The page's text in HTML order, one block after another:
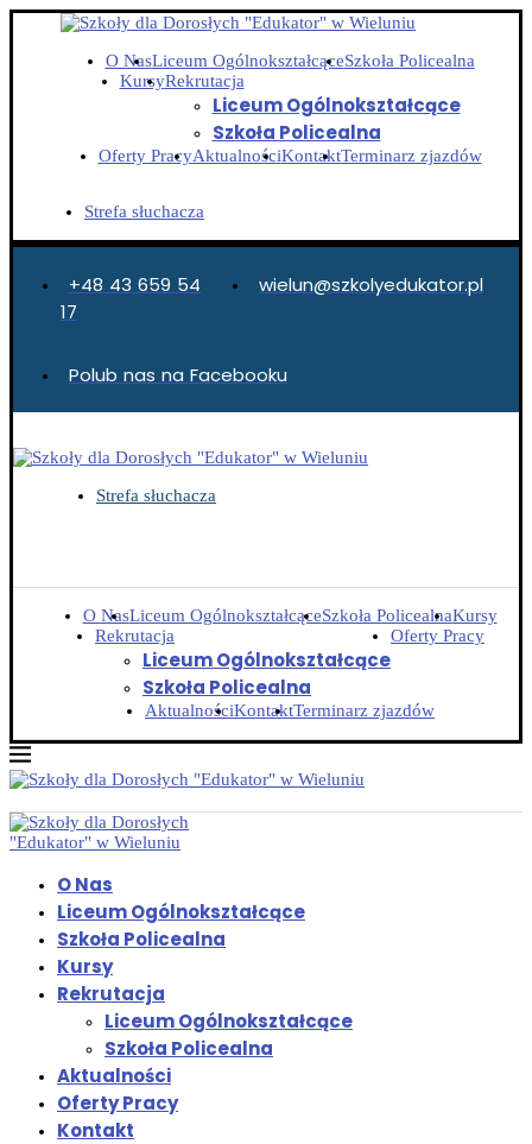
O NasLiceum OgólnokształcąceSzkoła Policealna
KursyRekrutacja
Liceum Ogólnokształcące
Szkoła Policealna
Oferty PracyAktualnościKontaktTerminarz zjazdów
Strefa słuchacza
+48 43 659 54
17
wielun@szkolyedukator.pl
Polub nas na Facebooku
Strefa słuchacza
O NasLiceum OgólnokształcąceSzkoła PolicealnaKursy
Rekrutacja
Liceum Ogólnokształcące
Szkoła Policealna
Oferty Pracy
AktualnościKontaktTerminarz zjazdów
O Nas
Liceum Ogólnokształcące
Szkoła Policealna
Kursy
Rekrutacja
Liceum Ogólnokształcące
Szkoła Policealna
Aktualności
Oferty Pracy
Kontakt